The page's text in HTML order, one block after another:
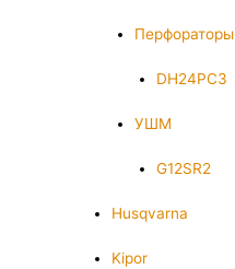
Перфораторы
DH24PC3
УШМ
G12SR2
Husqvarna
Kipor